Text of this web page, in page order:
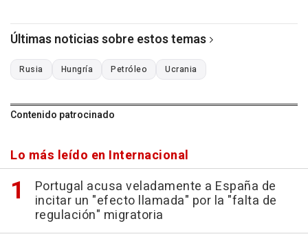
Últimas noticias sobre estos temas
Rusia Hungría Petróleo Ucrania
Contenido patrocinado
Lo más leído en Internacional
Portugal acusa veladamente a España de
incitar un "efecto llamada" por la "falta de
regulación" migratoria